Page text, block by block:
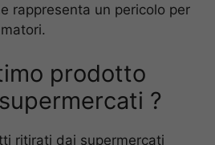
rappresenta un pericolo per
prodotto
?
ritirati dai supermercati